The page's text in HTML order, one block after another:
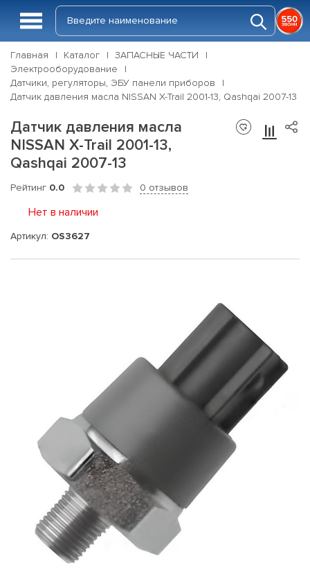
Главная Каталог
ЗАПАСНЫЕ ЧАСТИ
Электрооборудование
Датчики, регуляторы, ЭБУ панели приборов
Датчик давления масла NISSAN X-Trail 2001-13, Qashqai 2007-13
Датчик давления масла
NISSAN X-Trail 2001-13,
Qashqai 2007-13
Рейтинг 0.0 0 отзывов
Нет в наличии
Артикул: OS3627